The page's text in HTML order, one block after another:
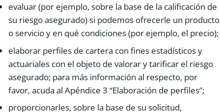
evaluar (por ejemplo, sobre la base de la calificación de
su riesgo asegurado) si podemos ofrecerle un producto
o servicio y en qué condiciones (por ejemplo, el precio);
elaborar perfiles de cartera con fines estadísticos y
actuariales con el objeto de valorar y tarificar el riesgo
asegurado; para más información al respecto, por
favor, acuda al Apéndice 3 “Elaboración de perfiles”;
proporcionarles, sobre la base de su solicitud,